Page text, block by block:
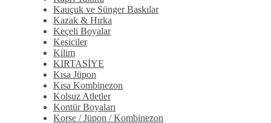
Kauçuk ve Sünger Baskılar
Kazak & Hırka
Keçeli Boyalar
Kesiciler
Kilim
KIRTASİYE
Kısa Jüpon
Kısa Kombinezon
Kolsuz Atletler
Kontür Boyaları
Korse / Jüpon / Kombinezon